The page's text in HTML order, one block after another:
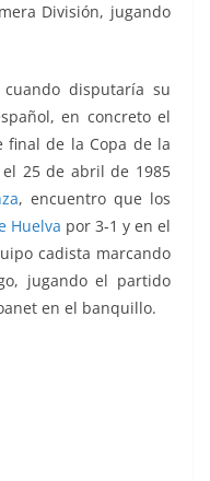
División, jugando
disputaría su
en concreto el
final de la Copa de la
25 de abril de 1985
, encuentro que los
Huelva por 3-1 y en el
cadista marcando
jugando el partido
en el banquillo.